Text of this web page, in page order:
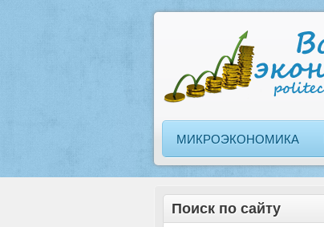
МИКРОЭКОНОМИКА
Поиск по сайту